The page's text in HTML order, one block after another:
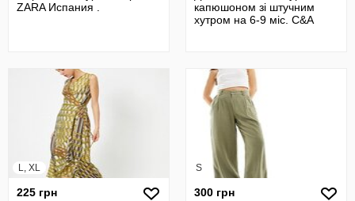
ZARA Испания .
капюшоном зі штучним
хутром на 6-9 міс. C&A
L, XL
225 грн
S
300 грн